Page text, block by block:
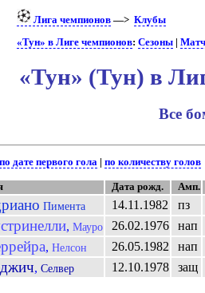
Лига чемпионов —>Клубы
«Тун» в Лиге чемпионов:Сезоны |
«Тун» (Тун) в
Все
по дате первого гола |по количеству голов
Дата рожд. Амп.
Пимента 14.11.1982
пз
, Мауро 26.02.1976
нап
, Нелсон 26.05.1982
нап
, Селвер 12.10.1978 защ